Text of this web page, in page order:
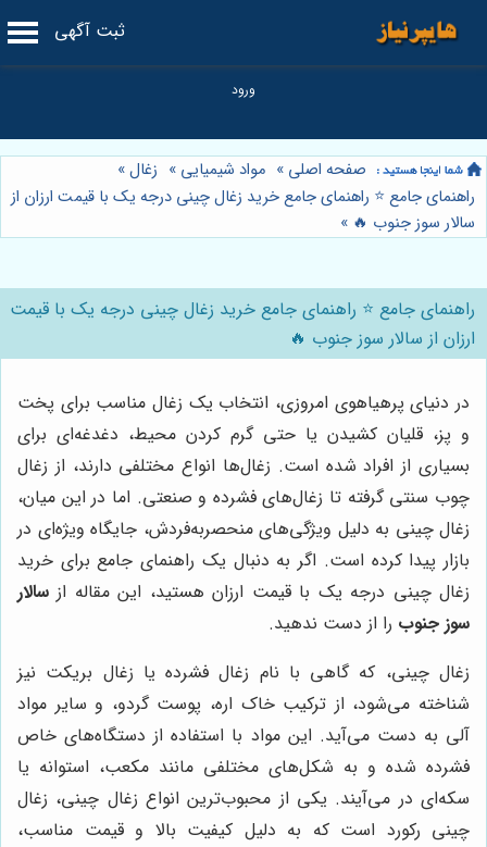
ثبت آگهی
صفحه اصلی » مواد شیمیایی » زغال»
راهنمای جامع ⭐️ راهنمای جامع خرید زغال چینی درجه یک با قیمت ارزان از
سالار سوز جنوب 🔥 »
راهنمای جامع ⭐️ راهنمای جامع خرید زغال چینی درجه یک با قیمت
ارزان از سالار سوز جنوب 🔥
در دنیای پرهیاهوی امروزی، انتخاب یک زغال مناسب برای پخت
و پز، قلیان کشیدن یا حتی گرم کردن محیط، دغدغه‌ای برای
بسیاری از افراد شده است. زغال‌ها انواع مختلفی دارند، از زغال
چوب سنتی گرفته تا زغال‌های فشرده و صنعتی. اما در این میان،
زغال چینی به دلیل ویژگی‌های منحصربه‌فردش، جایگاه ویژه‌ای در
بازار پیدا کرده است. اگر به دنبال یک راهنمای جامع برای خرید
زغال چینی درجه یک با قیمت ارزان هستید، این مقاله از سالار
سوز جنوب را از دست ندهید.
زغال چینی، که گاهی با نام زغال فشرده یا زغال بریکت نیز
شناخته می‌شود، از ترکیب خاک اره، پوست گردو، و سایر مواد
آلی به دست می‌آید. این مواد با استفاده از دستگاه‌های خاص
فشرده شده و به شکل‌های مختلفی مانند مکعب، استوانه یا
سکه‌ای در می‌آیند. یکی از محبوب‌ترین انواع زغال چینی، زغال
چینی رکورد است که به دلیل کیفیت بالا و قیمت مناسب،